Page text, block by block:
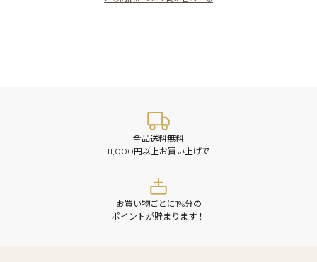
全品送料無料
11,000円以上お買い上げで
お買い物ごとに1%分の
ポイントが貯まります！